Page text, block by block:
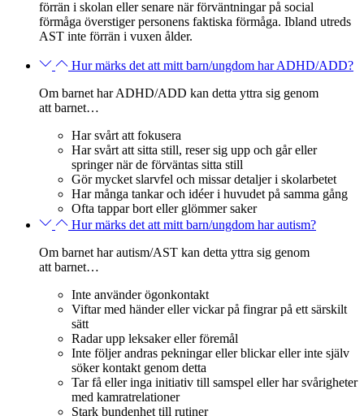
förrän i skolan eller senare när förväntningar på social
förmåga överstiger personens faktiska förmåga. Ibland utreds
AST inte förrän i vuxen ålder.
Hur märks det att mitt barn/ungdom har ADHD/ADD?
Om barnet har ADHD/ADD kan detta yttra sig genom
att barnet…
Har svårt att fokusera
Har svårt att sitta still, reser sig upp och går eller
springer när de förväntas sitta still
Gör mycket slarvfel och missar detaljer i skolarbetet
Har många tankar och idéer i huvudet på samma gång
Ofta tappar bort eller glömmer saker
Hur märks det att mitt barn/ungdom har autism?
Om barnet har autism/AST kan detta yttra sig genom
att barnet…
Inte använder ögonkontakt
Viftar med händer eller vickar på fingrar på ett särskilt
sätt
Radar upp leksaker eller föremål
Inte följer andras pekningar eller blickar eller inte själv
söker kontakt genom detta
Tar få eller inga initiativ till samspel eller har svårigheter
med kamratrelationer
Stark bundenhet till rutiner